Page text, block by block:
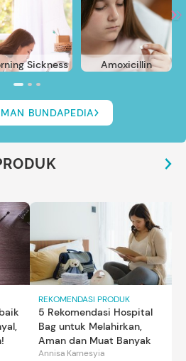
Sickness Amoxicillin
BUNDAPEDIA
REKOMENDASI PRODUK
5 Rekomendasi Hospital
Bag untuk Melahirkan,
Aman dan Muat Banyak
Annisa Karnesyia